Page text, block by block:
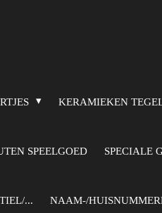
KERAMIEKEN
SPEELGOED SPECIALE
... NAAM-/